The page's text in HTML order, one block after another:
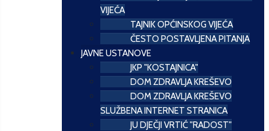
VIJEĆA
TAJNIK OPĆINSKOG VIJEĆA
ČESTO POSTAVLJENA PITANJA
JAVNE USTANOVE
JKP "KOSTAJNICA"
DOM ZDRAVLJA KREŠEVO
DOM ZDRAVLJA KREŠEVO
SLUŽBENA INTERNET STRANICA
JU DJEČJI VRTIĆ "RADOST"